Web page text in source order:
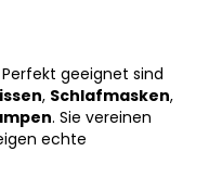
geeignet sind
, Schlafmasken,
. Sie vereinen
echte